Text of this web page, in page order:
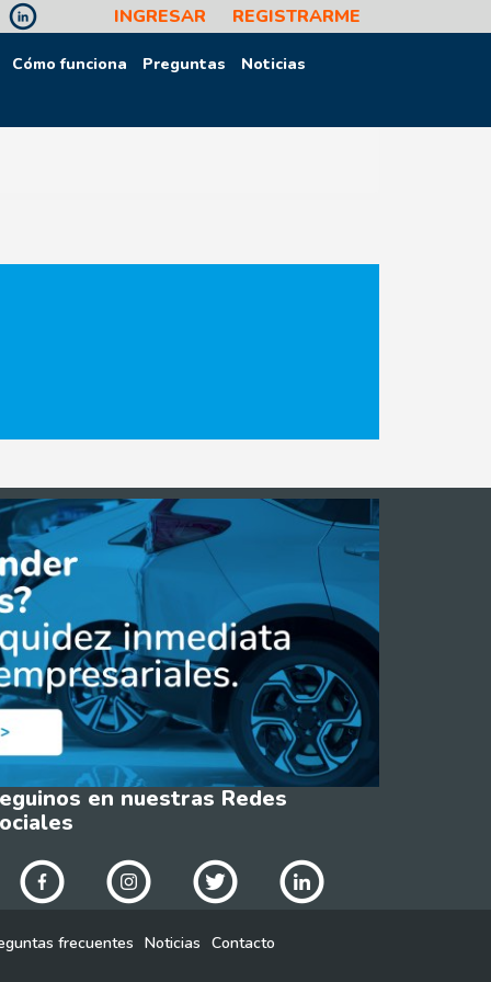
INGRESAR REGISTRARME
Cómo funciona Preguntas Noticias
en nuestras Redes
frecuentes Noticias Contacto